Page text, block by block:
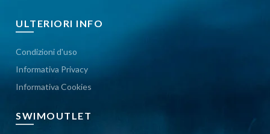
ULTERIORI INFO
Condizioni d'uso
Informativa Privacy
Informativa Cookies
SWIMOUTLET